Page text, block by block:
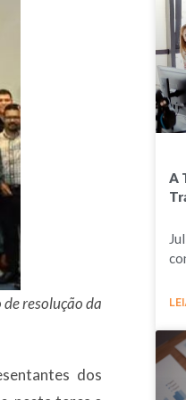
resolução da
dos
A